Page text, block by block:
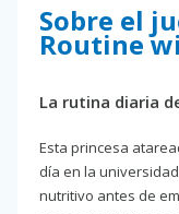
Sobre el
Routine
La rutina diaria
Esta princesa
día en la
nutritivo antes de